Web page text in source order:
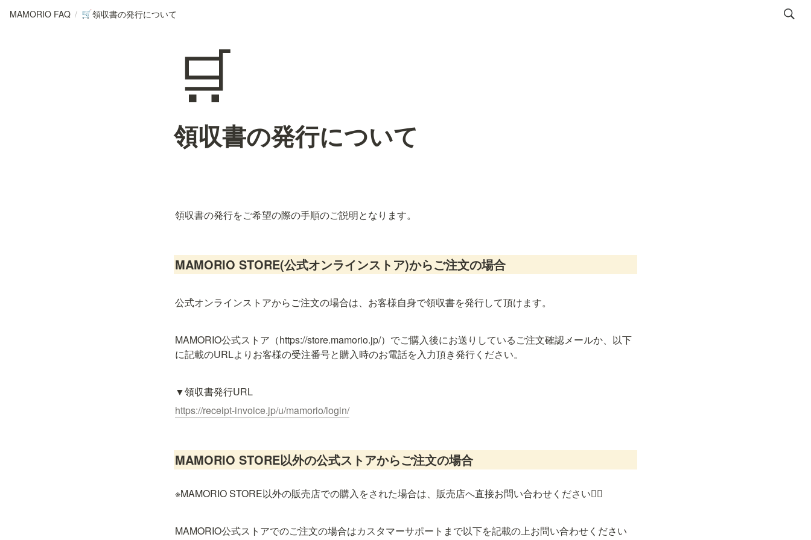
MAMORIO FAQ / 🛒領収書の発行について
🛒
領収書の発行について
領収書の発行をご希望の際の手順のご説明となります。
MAMORIO STORE(公式オンラインストア)からご注文の場合
公式オンラインストアからご注文の場合は、お客様自身で領収書を発行して頂けます。
MAMORIO公式ストア（https://store.mamorio.jp/）でご購入後にお送りしているご注文確認メールか、以下
に記載のURLよりお客様の受注番号と購入時のお電話を入力頂き発行ください。
▼領収書発行URL
https://receipt-invoice.jp/u/mamorio/login/
MAMORIO STORE以外の公式ストアからご注文の場合
※MAMORIO STORE以外の販売店での購入をされた場合は、販売店へ直接お問い合わせください🙇‍♂️
MAMORIO公式ストアでのご注文の場合はカスタマーサポートまで以下を記載の上お問い合わせください